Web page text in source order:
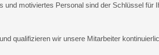
und motiviertes Personal sind der Schlüssel für
qualifizieren wir unsere Mitarbeiter